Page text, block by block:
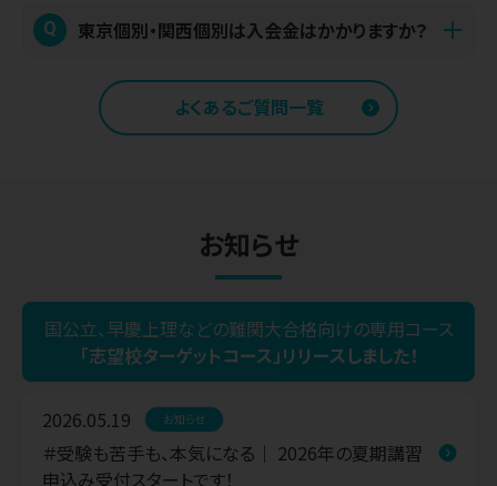
振替回数に制限はございませんが、振り替えできる期間など
時間割や授業の振替について
A
はい、無料でご利用いただける自習スペースをご用意してい
教室が開校している時間であれば、ご利用いただけます。
「学校帰りに寄れる」「家よりも集中できる」と好評です。
異なる場合がございます。くわしくはお問い合わせください
各教室の写真・雰囲気を見てみる（教室検索）
まずは教室見学のみお問い合わせ
自習スペースなどの学習環境について
Q 東京個別・関西個別は入会金はかかりますか？
入塾時にご負担いただく費用は、授業料・設備費のみです。入
会金はいただいておりません。
よくあるご質問一覧
お知らせ
国公立、早慶上理などの難関大合格向けの専用コース
「志望校ターゲットコース」リリースしました！
2026.05.19 お知らせ
＃受験も苦手も、本気になる｜ 2026年の夏期講習
申込み受付スタートです！